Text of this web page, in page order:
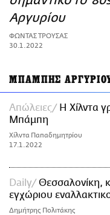
ΑΜΠΑ
PRINT
Αργυρίου
ΦΩΝΤΑΣ ΤΡΟΥΣΑΣ
30.1.2022
ΜΠΑΜΠΗΣ
Απώλειες
Η Χίλντα
Μπάμπη
Χίλντα Παπαδημητρίου
17.1.2022
Daily
Θεσσαλονίκη,
εγχώριου
Δημήτρης Πολιτάκης